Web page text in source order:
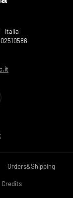
Italia
Orders&Shipping
Credits